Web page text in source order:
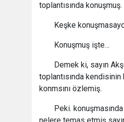
toplantısında konuşmuş.
Keşke
Konuşmuş işte…
Demek ki, sayın
toplantısında kendisinin
konmsını özlemiş.
Peki.